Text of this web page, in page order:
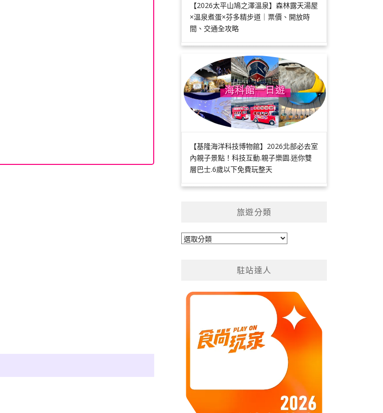
【2026太平山鳩之澤溫泉】森林露天湯屋
×溫泉煮蛋×芬多精步道｜票價、開放時
間、交通全攻略
【基隆海洋科技博物館】2026北部必去室
內親子景點！科技互動.親子樂園.迷你雙
層巴士.6歲以下免費玩整天
旅遊分類
旅
駐站達人